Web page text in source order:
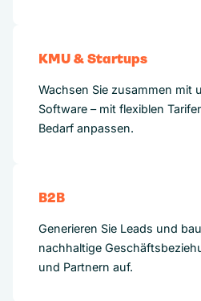
KMU & Startups
Wachsen Sie zusammen mit
Software – mit flexiblen
Bedarf anpassen.
B2B
Generieren Sie Leads und
nachhaltige
und Partnern auf.